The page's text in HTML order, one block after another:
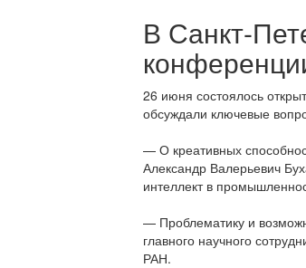
В Санкт-
26 июня состоялось
обсуждали ключевые
— О креативных
Александр Валерьевич
интеллект в
— Проблематику и
главного научного
РАН.